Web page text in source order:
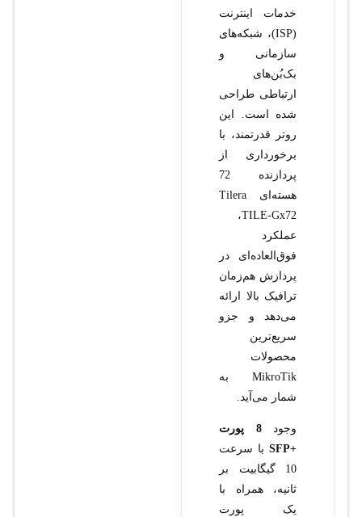
خدمات اینترنت
(ISP)، شبکه‌های
سازمانی و
بک‌بُن‌های
ارتباطی طراحی
شده است. این
روتر قدرتمند، با
برخورداری از
پردازنده 72
هسته‌ای Tilera
TILE-Gx72،
عملکرد
فوق‌العاده‌ای در
پردازش هم‌زمان
ترافیک بالا ارائه
می‌دهد و جزو
سریع‌ترین
محصولات
MikroTik به
شمار می‌آید.
وجود
8 پورت
+SFP
با سرعت
10 گیگابیت بر
ثانیه، همراه با
یک پورت